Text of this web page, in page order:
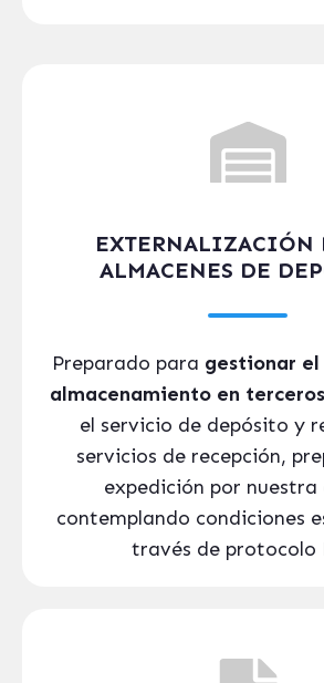
EXTERNALIZACIÓN
ALMACENES DE
Preparado para gestionar
almacenamiento en terceros
el servicio de depósito y
servicios de recepción,
expedición por nuestra
contemplando condiciones
través de protocolo